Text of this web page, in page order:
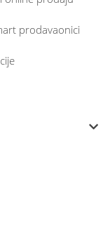
prodavaonici